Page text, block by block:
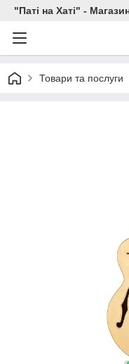
"Паті на Хаті" -
Товари та послуги